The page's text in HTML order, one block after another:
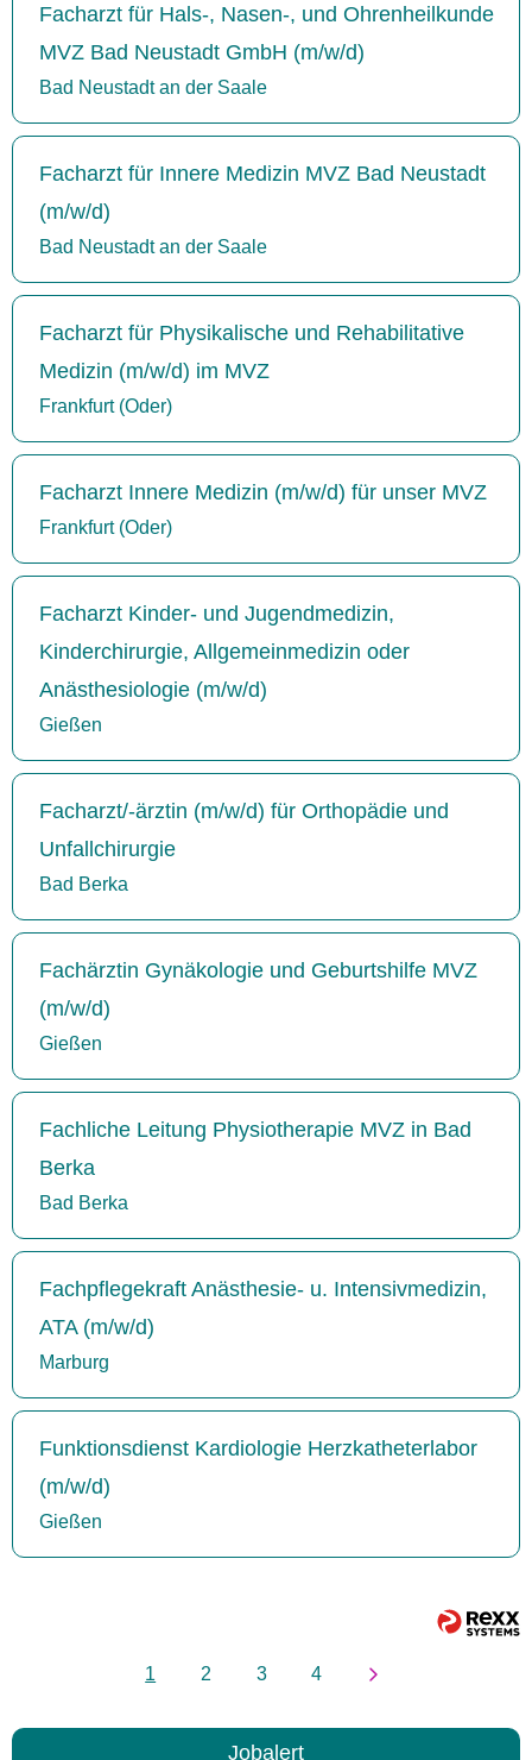
Facharzt für Hals-, Nasen-, und Ohrenheilkunde
MVZ Bad Neustadt GmbH (m/w/d)
Bad Neustadt an der Saale
Facharzt für Innere Medizin MVZ Bad Neustadt
(m/w/d)
Bad Neustadt an der Saale
Facharzt für Physikalische und Rehabilitative
Medizin (m/w/d) im MVZ
Frankfurt (Oder)
Facharzt Innere Medizin (m/w/d) für unser MVZ
Frankfurt (Oder)
Facharzt Kinder- und Jugendmedizin,
Kinderchirurgie, Allgemeinmedizin oder
Anästhesiologie (m/w/d)
Gießen
Facharzt/-ärztin (m/w/d) für Orthopädie und
Unfallchirurgie
Bad Berka
Fachärztin Gynäkologie und Geburtshilfe MVZ
(m/w/d)
Gießen
Fachliche Leitung Physiotherapie MVZ in Bad
Berka
Bad Berka
Fachpflegekraft Anästhesie- u. Intensivmedizin,
ATA (m/w/d)
Marburg
Funktionsdienst Kardiologie Herzkatheterlabor
(m/w/d)
Gießen
1 2 3 4
Jobalert